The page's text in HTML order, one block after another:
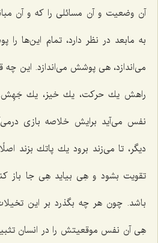
آن وضعیت و آن مسائلی را كه و آن
به مابعد در نظر دارد، تمام این‌ها
می‌اندازد، هی پوشش می‌اندازد. این
راهش یك حركت، یك خیز، یك جَهِش.
نفس می‌آید برایش خلاصه بازی
دیگر، تا می‌زند برود یك پاتك بزند
تقویت بشود و هِی بیاید هِی جا باز
باشد. چون هر چه بگذرد بر این
هِی آن نفس موقعیتش را در انسان